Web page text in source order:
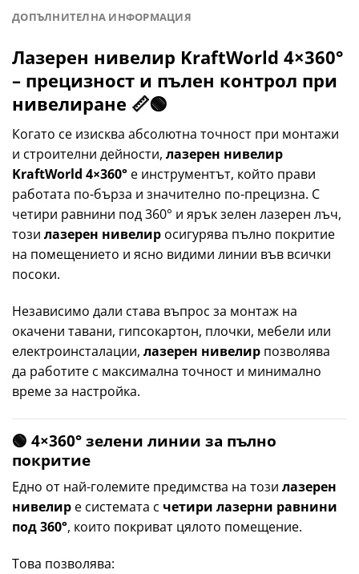
ДОПЪЛНИТЕЛНА ИНФОРМАЦИЯ
Лазерен нивелир KraftWorld 4×360°
– прецизност и пълен контрол при
нивелиране 📏🟢
Когато се изисква абсолютна точност при монтажи
и строителни дейности, лазерен нивелир
KraftWorld 4×360° е инструментът, който прави
работата по-бърза и значително по-прецизна. С
четири равнини под 360° и ярък зелен лазерен лъч,
този лазерен нивелир осигурява пълно покритие
на помещението и ясно видими линии във всички
посоки.
Независимо дали става въпрос за монтаж на
окачени тавани, гипсокартон, плочки, мебели или
електроинсталации, лазерен нивелир позволява
да работите с максимална точност и минимално
време за настройка.
🟢 4×360° зелени линии за пълно
покритие
Едно от най-големите предимства на този лазерен
нивелир е системата с четири лазерни равнини
под 360°, които покриват цялото помещение.
Това позволява: